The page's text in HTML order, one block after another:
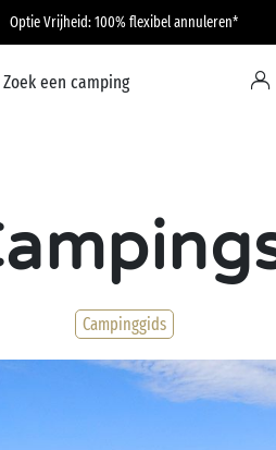
Optie Vrijheid: 100% flexibel annuleren*
Zoek een camping
Campinggids